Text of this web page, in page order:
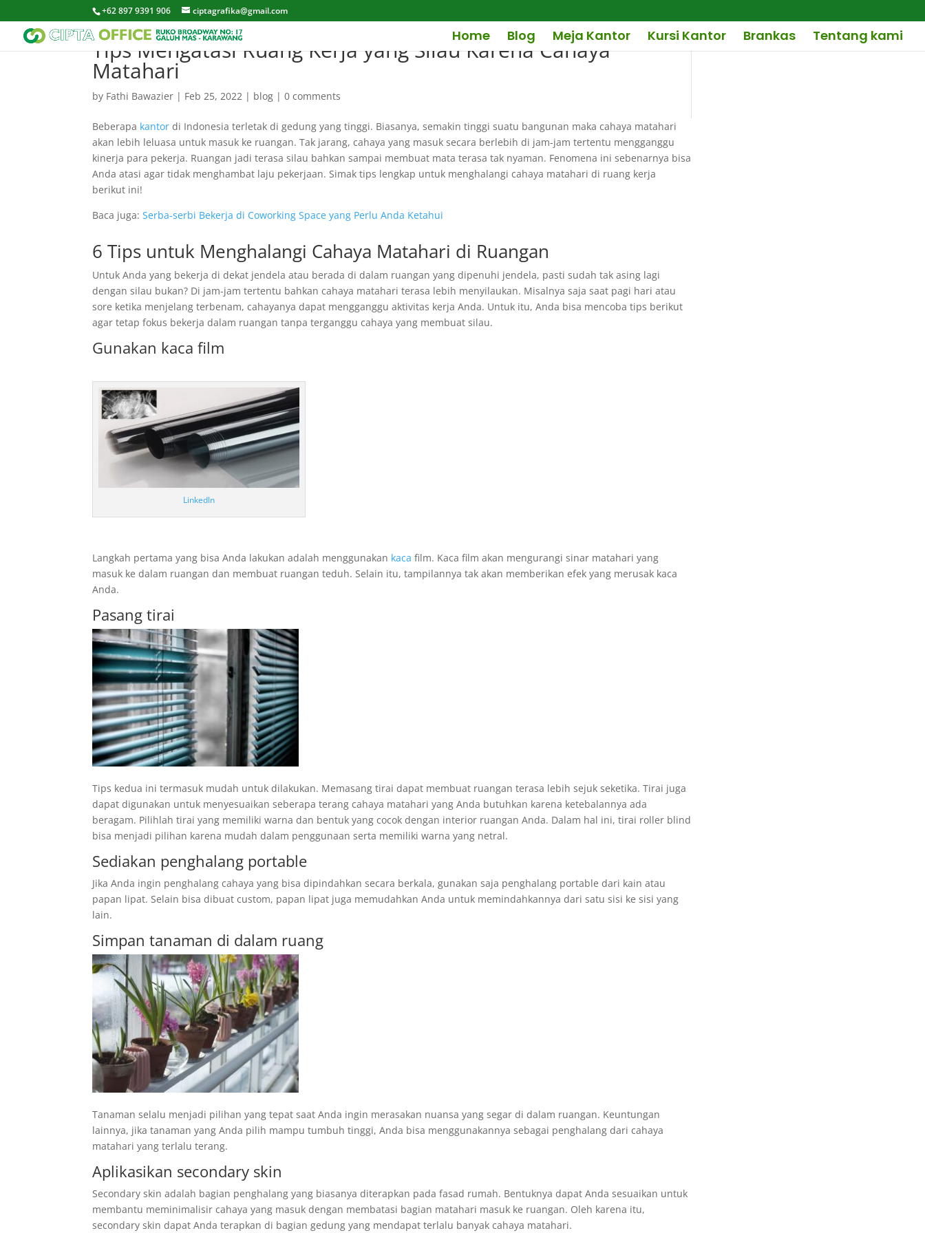
+62 897 9391 906 ciptagrafika@gmail.com
Home Blog Meja Kantor Kursi Kantor Brankas Tentang kami
Tips Mengatasi Ruang Kerja yang Silau Karena Cahaya
Matahari
by Fathi Bawazier | Feb 25, 2022 | blog |0 comments
Beberapa kantor di Indonesia terletak di gedung yang tinggi. Biasanya, semakin tinggi suatu bangunan maka cahaya matahari
akan lebih leluasa untuk masuk ke ruangan. Tak jarang, cahaya yang masuk secara berlebih di jam-jam tertentu mengganggu
kinerja para pekerja. Ruangan jadi terasa silau bahkan sampai membuat mata terasa tak nyaman. Fenomena ini sebenarnya bisa
Anda atasi agar tidak menghambat laju pekerjaan. Simak tips lengkap untuk menghalangi cahaya matahari di ruang kerja
berikut ini!
Baca juga:Serba-serbi Bekerja di Coworking Space yang Perlu Anda Ketahui
6 Tips untuk Menghalangi Cahaya Matahari di Ruangan
Untuk Anda yang bekerja di dekat jendela atau berada di dalam ruangan yang dipenuhi jendela, pasti sudah tak asing lagi
dengan silau bukan? Di jam-jam tertentu bahkan cahaya matahari terasa lebih menyilaukan. Misalnya saja saat pagi hari atau
sore ketika menjelang terbenam, cahayanya dapat mengganggu aktivitas kerja Anda. Untuk itu, Anda bisa mencoba tips berikut
agar tetap fokus bekerja dalam ruangan tanpa terganggu cahaya yang membuat silau.
Gunakan kaca film
LinkedIn
Langkah pertama yang bisa Anda lakukan adalah menggunakan kaca film. Kaca film akan mengurangi sinar matahari yang
masuk ke dalam ruangan dan membuat ruangan teduh. Selain itu, tampilannya tak akan memberikan efek yang merusak kaca
Anda.
Pasang tirai
Tips kedua ini termasuk mudah untuk dilakukan. Memasang tirai dapat membuat ruangan terasa lebih sejuk seketika. Tirai juga
dapat digunakan untuk menyesuaikan seberapa terang cahaya matahari yang Anda butuhkan karena ketebalannya ada
beragam. Pilihlah tirai yang memiliki warna dan bentuk yang cocok dengan interior ruangan Anda. Dalam hal ini, tirai roller blind
bisa menjadi pilihan karena mudah dalam penggunaan serta memiliki warna yang netral.
Sediakan penghalang portable
Jika Anda ingin penghalang cahaya yang bisa dipindahkan secara berkala, gunakan saja penghalang portable dari kain atau
papan lipat. Selain bisa dibuat custom, papan lipat juga memudahkan Anda untuk memindahkannya dari satu sisi ke sisi yang
lain.
Simpan tanaman di dalam ruang
Tanaman selalu menjadi pilihan yang tepat saat Anda ingin merasakan nuansa yang segar di dalam ruangan. Keuntungan
lainnya, jika tanaman yang Anda pilih mampu tumbuh tinggi, Anda bisa menggunakannya sebagai penghalang dari cahaya
matahari yang terlalu terang.
Aplikasikan secondary skin
Secondary skin adalah bagian penghalang yang biasanya diterapkan pada fasad rumah. Bentuknya dapat Anda sesuaikan untuk
membantu meminimalisir cahaya yang masuk dengan membatasi bagian matahari masuk ke ruangan. Oleh karena itu,
secondary skin dapat Anda terapkan di bagian gedung yang mendapat terlalu banyak cahaya matahari.